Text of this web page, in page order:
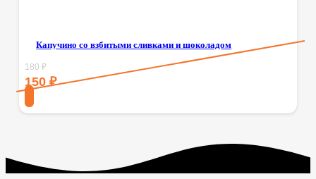
Капучино со взбитыми сливками и шоколадом
180 ₽
150₽